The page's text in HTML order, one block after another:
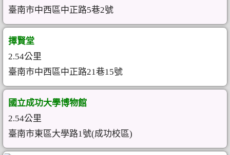
臺南市中西區中正路5巷2號
擇賢堂
2.54公里
臺南市中西區中正路21巷15號
國立成功大學博物館
2.54公里
臺南市東區大學路1號(成功校區)